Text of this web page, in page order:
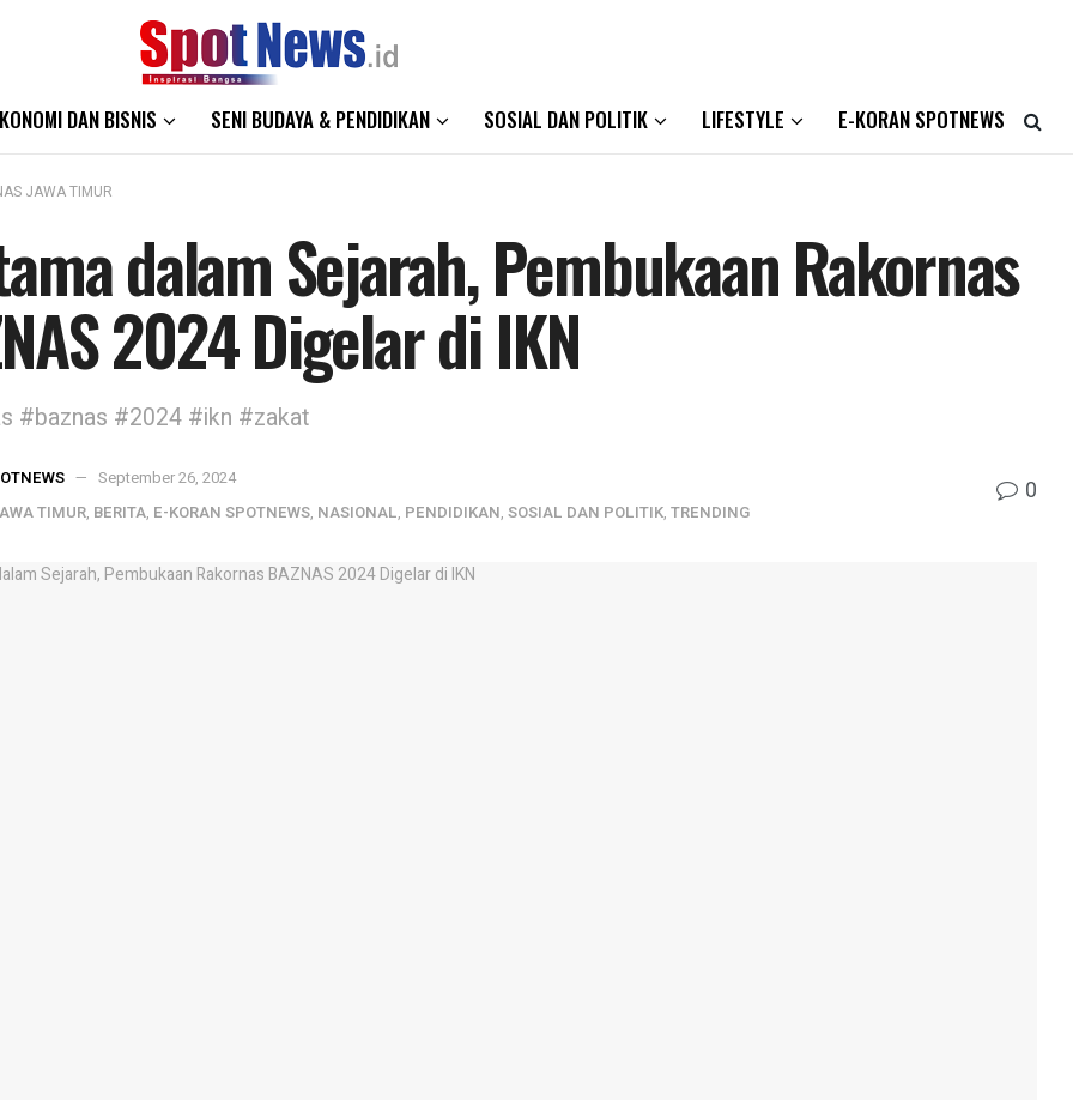
DAN BISNIS SENI BUDAYA & PENDIDIKAN SOSIAL DAN POLITIK LIFESTYLE E-KORAN SPOTNEWS
JAWA TIMUR
dalam Sejarah, Pembukaan Rakornas
2024 Digelar di IKN
#baznas #2024 #ikn #zakat
September 26, 2024
TIMUR, BERITA, E-KORAN SPOTNEWS, NASIONAL, PENDIDIKAN, SOSIAL DAN POLITIK, TRENDING
0